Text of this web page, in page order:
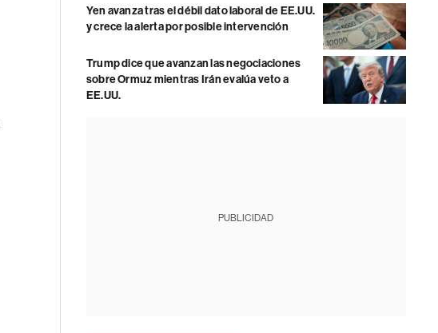
Yen avanza tras el débil dato laboral de EE.UU.
y crece la alerta por posible intervención
Trump dice que avanzan las negociaciones
sobre Ormuz mientras Irán evalúa veto a
EE.UU.
PUBLICIDAD